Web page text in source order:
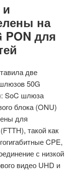
на
для
две
50G
SoC шлюза
блока (ONU)
для
такой как
CPE,
с низкой
видео UHD и